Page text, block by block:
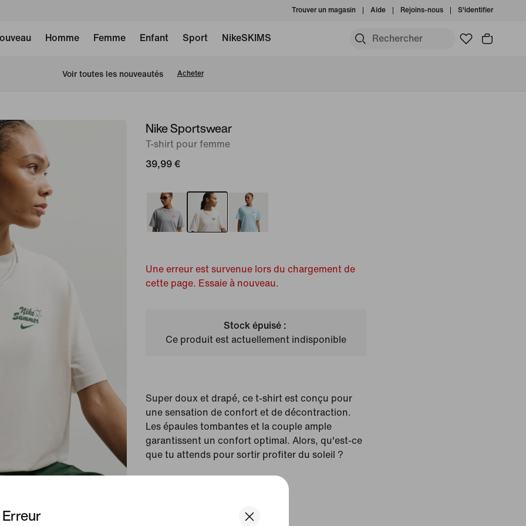
Erreur
Trouver un magasin Aide Rejoins-nous S'identifier
Homme Femme Enfant Sport NikeSKIMS
Voir toutes les nouveautés Acheter
image 1Nike Sportswear
T-shirt pour femme
39,99 €
Une erreur est survenue lors du chargement de
cette page. Essaie à nouveau.
Stock épuisé :
Ce produit est actuellement indisponible
Super doux et drapé, ce t-shirt est conçu pour
une sensation de confort et de décontraction.
Les épaules tombantes et la couple ample
garantissent un confort optimal. Alors, qu'est-ce
que tu attends pour sortir profiter du soleil ?